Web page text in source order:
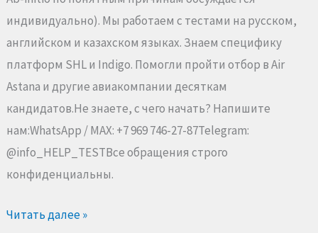
индивидуально). Мы работаем с тестами на русском,
английском и казахском языках. Знаем специфику
платформ SHL и Indigo. Помогли пройти отбор в Air
Astana и другие авиакомпании десяткам
кандидатов.Не знаете, с чего начать? Напишите
нам:WhatsApp / MAX: +7 969 746-27-87Telegram:
@info_HELP_TESTВсе обращения строго
конфиденциальны.
Читать далее »